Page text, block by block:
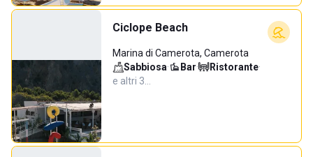
Ciclope Beach
Marina di Camerota, Camerota
Sabbiosa· Bar· Ristorante·
e altri 3…